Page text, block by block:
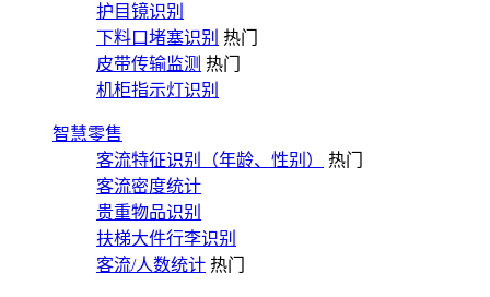
护目镜识别
下料口堵塞识别 热门
皮带传输监测 热门
机柜指示灯识别
智慧零售
客流特征识别（年龄、性别）
热门
客流密度统计
贵重物品识别
扶梯大件行李识别
客流/人数统计 热门